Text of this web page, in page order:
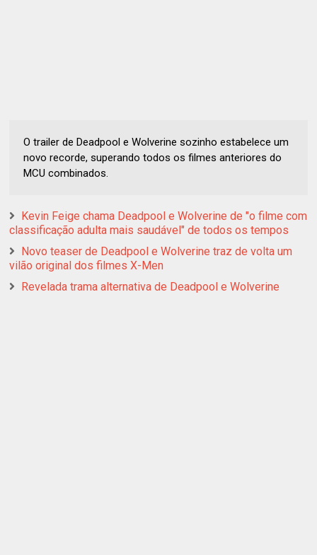
O trailer de Deadpool e Wolverine sozinho estabelece um
novo recorde, superando todos os filmes anteriores do
MCU combinados.
Kevin Feige chama Deadpool e Wolverine de "o filme com
classificação adulta mais saudável" de todos os tempos
Novo teaser de Deadpool e Wolverine traz de volta um
vilão original dos filmes X-Men
Revelada trama alternativa de Deadpool e Wolverine